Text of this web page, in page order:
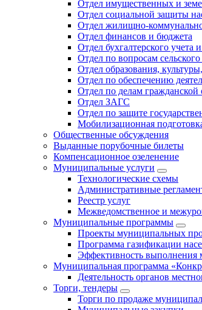
Отдел имущественных и
Отдел социальной защиты
Отдел жилищно-
Отдел финансов и бюджета
Отдел бухгалтерского учета
Отдел по вопросам сельского
Отдел образования,
Отдел по обеспечению
Отдел по делам
Отдел ЗАГС
Отдел по защите
Мобилизационная
Общественные обсуждения
Выданные порубочные билеты
Компенсационное озеленение
Муниципальные услуги
Технологические схемы
Административные
Реестр услуг
Межведомственное и
Муниципальные программы
Проекты муниципальных
Программа газификации
Эффективность
Муниципальная программа
Деятельность органов
Торги, тендеры
Торги по продаже